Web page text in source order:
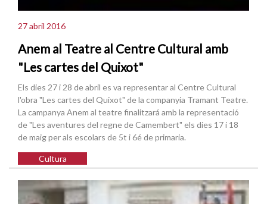
27 abril 2016
Anem al Teatre al Centre Cultural amb
"Les cartes del Quixot"
Els dies 27 i 28 de abril es va representar al Centre Cultural
l'obra "Les cartes del Quixot" de la companyia Tramant Teatre.
La campanya Anem al teatre finalitzará amb la representació
de "Les aventures del regne de Camembert" els dies 17 i 18
de maig per als escolars de 5t i 6é de primaria.
Cultura